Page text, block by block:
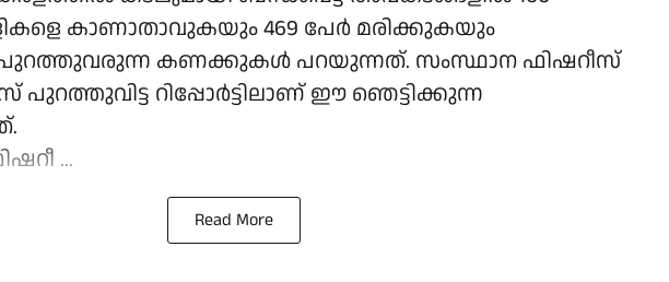
കാണാതാവുകയും 469 പേർ മരിക്കുകയും
കണക്കുകൾ പറയുന്നത്. സംസ്ഥാന ഫിഷറീസ്
പുറത്തുവിട്ട റിപ്പോർട്ടിലാണ് ഈ ഞെട്ടിക്കുന്ന
...
Read More